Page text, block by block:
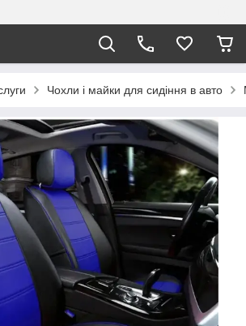
Чохли і майки для сидіння в авто